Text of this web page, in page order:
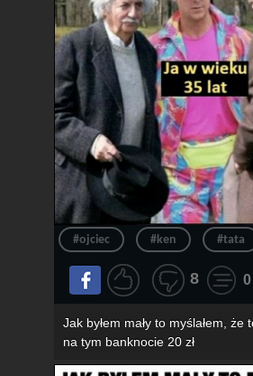
#ojciec #ken #tata
8 0
Jak byłem mały to myślałem, że
na tym banknocie 20 zł